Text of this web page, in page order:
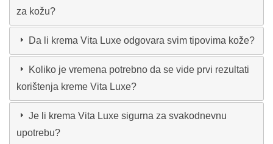
za kožu?
Da li krema Vita Luxe odgovara svim tipovima kože?
Koliko je vremena potrebno da se vide prvi rezultati
korištenja kreme Vita Luxe?
Je li krema Vita Luxe sigurna za svakodnevnu
upotrebu?